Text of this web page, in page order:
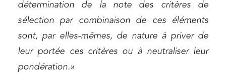
détermination de la note des critères de
sélection par combinaison de ces éléments
sont, par elles-mêmes, de nature à priver de
leur portée ces critères ou à neutraliser leur
pondération.»